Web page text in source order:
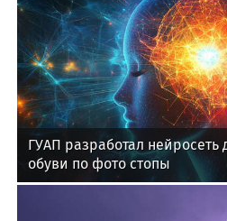
ГУАП разработал нейросеть
обуви по фото стопы